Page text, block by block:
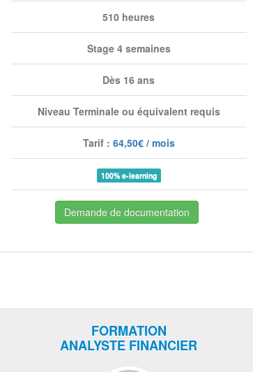
510 heures
Stage 4 semaines
Dès 16 ans
Niveau Terminale ou équivalent requis
Tarif : 64,50€ / mois
100% e-learning
Demande de documentation
FORMATION
ANALYSTE FINANCIER